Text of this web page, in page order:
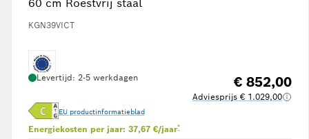
en gebaseerd op het gemiddelde energieverbruik zoals vermeld op het energielabel.
van € 0,23 per kWh, overgenomen van onafhankelijk onderzoeksplatform Statista op
60 cm Roestvrij staal
KGN39VICT
Levertijd: 2-5 werkdagen € 852,00
Adviesprijs € 1.029,00
EU productinformatieblad
Energiekosten per jaar: 37,67 €/jaarVoetnoot *: Schatting op basis van een
*